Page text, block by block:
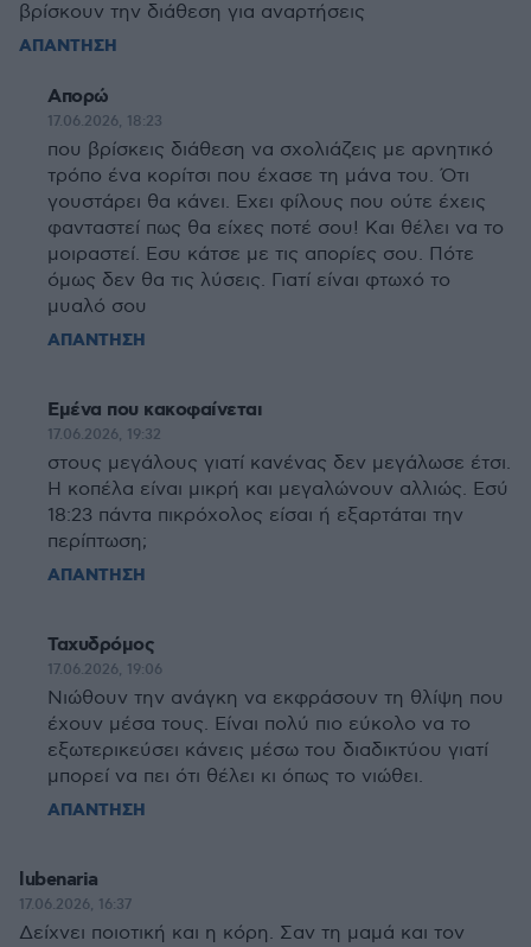
βρίσκουν την διάθεση για αναρτήσεις
ΑΠΑΝΤΗΣΗ
Απορώ
17.06.2026, 18:23
που βρίσκεις διάθεση να σχολιάζεις με αρνητικό
τρόπο ένα κορίτσι που έχασε τη μάνα του. Ότι
γουστάρει θα κάνει. Εχει φίλους που ούτε έχεις
φανταστεί πως θα είχες ποτέ σου! Και θέλει να το
μοιραστεί. Εσυ κάτσε με τις απορίες σου. Πότε
όμως δεν θα τις λύσεις. Γιατί είναι φτωχό το
μυαλό σου
ΑΠΑΝΤΗΣΗ
Εμένα που κακοφαίνεται
17.06.2026, 19:32
στους μεγάλους γιατί κανένας δεν μεγάλωσε έτσι.
Η κοπέλα είναι μικρή και μεγαλώνουν αλλιώς. Εσύ
18:23 πάντα πικρόχολος είσαι ή εξαρτάται την
περίπτωση;
ΑΠΑΝΤΗΣΗ
Ταχυδρόμος
17.06.2026, 19:06
Νιώθουν την ανάγκη να εκφράσουν τη θλίψη που
έχουν μέσα τους. Είναι πολύ πιο εύκολο να το
εξωτερικεύσει κάνεις μέσω του διαδικτύου γιατί
μπορεί να πει ότι θέλει κι όπως το νιώθει.
ΑΠΑΝΤΗΣΗ
lubenaria
17.06.2026, 16:37
Δείχνει ποιοτική και η κόρη. Σαν τη μαμά και τον